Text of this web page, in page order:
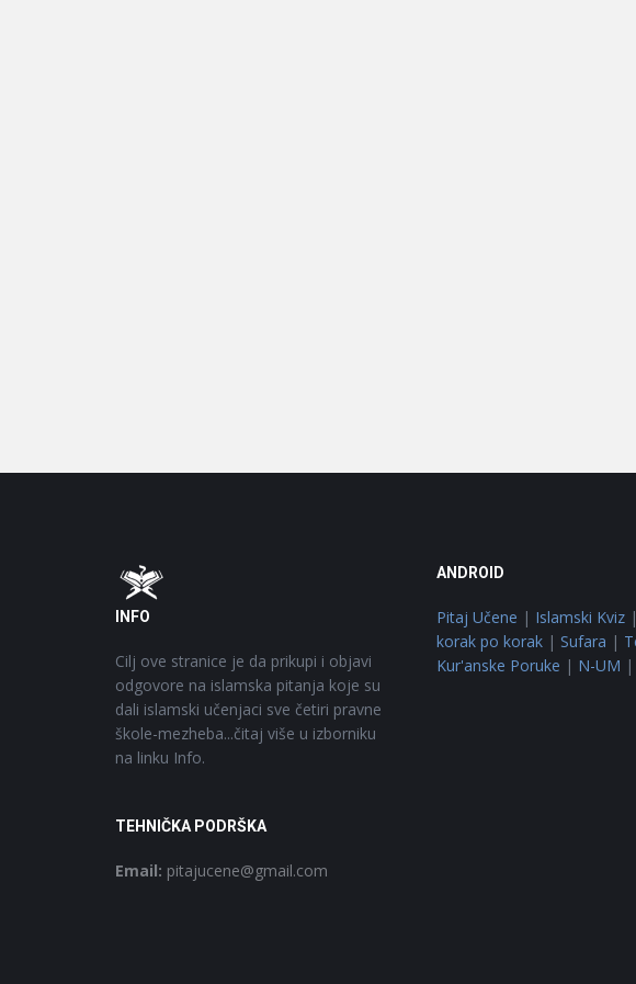
Footer
INFO
Cilj ove stranice je da prikupi i objavi
odgovore na islamska pitanja koje su
dali islamski učenjaci sve četiri pravne
škole-mezheba...čitaj više u izborniku
na linku Info.
TEHNIČKA PODRŠKA
Email: pitajucene@gmail.com
ANDROID
Pitaj Učene | Islamski Kviz|
korak po korak| Sufara |
Kur'anske Poruke | N-UM |